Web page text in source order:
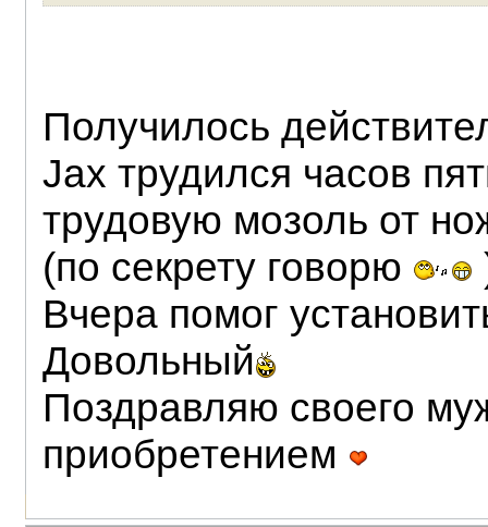
Получилось
Jax трудился часов
трудовую мозоль от
(по секрету говорю
Вчера помог
Довольный
Поздравляю своего
приобретением